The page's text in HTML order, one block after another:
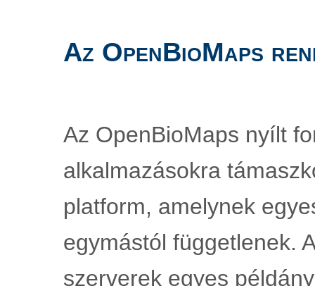
Az OpenBioMaps
Az OpenBioMaps nyílt
alkalmazásokra
platform, amelynek
egymástól függetlenek.
szerverek egyes